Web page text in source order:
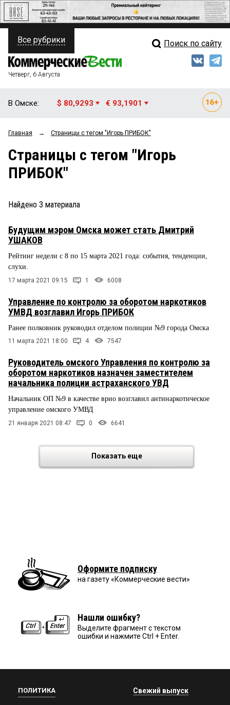
ПОЛИТИКА
ФИНАНСЫ
ОБЩЕСТВО
ЗАКОН
ПРОИСШЕСТВИЯ
СТИЛЬ ЖИЗНИ
Свежий выпуск
Мнения
Рейтинги
Все рубрики Поиск по сайту
Четверг, 6 Августа
В Омске: $ 80,9293 € 93,1901
Главная → Страницы c тегом "Игорь ПРИБОК"
Страницы c тегом "Игорь
ПРИБОК"
Найдено 3 материала
Будущим мэром Омска может стать Дмитрий
УШАКОВ
Рейтинг недели с 8 по 15 марта 2021 года: события, тенденции,
слухи.
17 марта 2021 09:15 1 6008
Управление по контролю за оборотом наркотиков
УМВД возглавил Игорь ПРИБОК
Ранее полковник руководил отделом полиции №9 города Омска
11 марта 2021 18:00 4 7547
Руководитель омского Управления по контролю за
оборотом наркотиков назначен заместителем
начальника полиции астраханского УВД
Начальник ОП №9 в качестве врио возглавил антинаркотическое
управление омского УМВД
21 января 2021 08:47 0 6641
Показать еще
Оформите подписку
на газету «Коммерческие вести»
Нашли ошибку?
Выделите фрагмент с текстом
ошибки и нажмите Ctrl + Enter.
ПОЛИТИКА Свежий выпуск